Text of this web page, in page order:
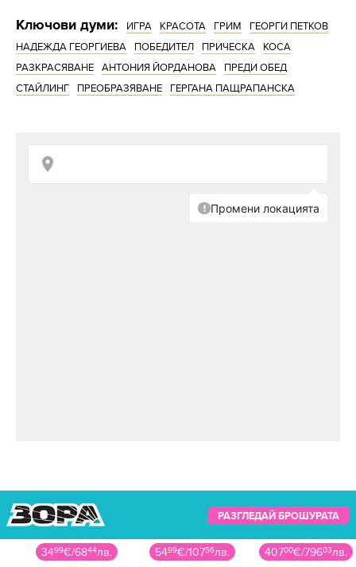
Ключови думи: ИГРА КРАСОТА ГРИМ
ГЕОРГИ ПЕТКОВ
НАДЕЖДА ГЕОРГИЕВА
ПОБЕДИТЕЛ ПРИЧЕСКА
КОСА
РАЗКРАСЯВАНЕ
АНТОНИЯ ЙОРДАНОВА
ПРЕДИ ОБЕД
СТАЙЛИНГ
ПРЕОБРАЗЯВАНЕ ГЕРГАНА ПАЩРАПАНСКА
РАЗГЛЕДАЙ БРОШУРАТА
3499€/6844лв. 5499€/10756лв. 40700€/79603лв.